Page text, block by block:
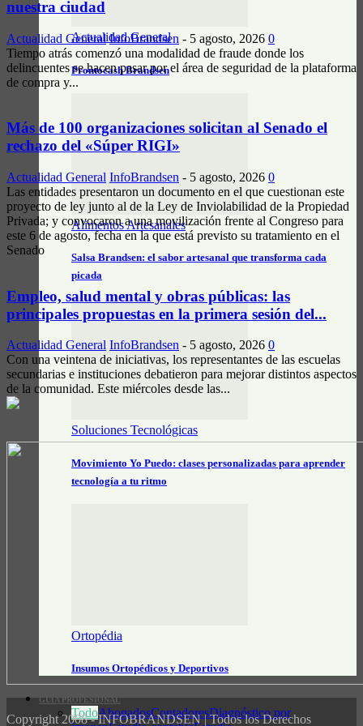
Actualidad General
Prontocash Brandsen
Alimentos Artesanales
Salsa Brandsen: el sabor artesanal que transforma cada
picada
Soluciones Tecnológicas
Movimiento Yo Puedo: clases personalizadas para aprender
tecnología a tu ritmo
Ortopédia
Insumos Ortopédicos y Deportivos
GUÍA PROFESIONAL
TodoAbogadosContadoresDiagnóstico por
nuestra ciudad
Actualidad General InfoBrandsen - 5 agosto, 2026 0
Tiempo atrás comenzó una modalidad de fraude donde los
delincuentes se hacen pasar por el área de seguridad de la plataforma
de compra y...
Más de 100 organizaciones solicitan al Senado el
rechazo del «Súper RIGI»
Actualidad General InfoBrandsen - 5 agosto, 2026 0
Las entidades presentaron un documento en el que cuestionan este
proyecto de ley junto al de la Ley de Inviolabilidad de la Propiedad
Privada; y convocaron a una movilización frente al Congreso para
este 6 de agosto, fecha en la que está previsto su tratamiento en el
Senado
Empleo, salud mental y obras públicas: las
principales propuestas en la primera sesión del...
Actualidad General InfoBrandsen - 5 agosto, 2026 0
Con una veintena de iniciativas, los representantes de las escuelas
secundarias e instituciones debatieron para mejorar distintos aspectos
de la comunidad. Este miércoles desde las...
Copyright 2008 - INFOBRANDSEN | Todos los Derechos